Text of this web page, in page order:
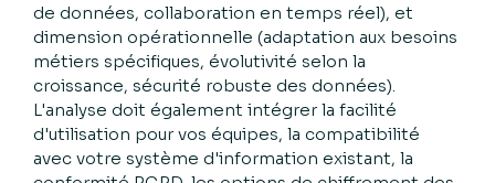
de données, collaboration en temps réel), et
dimension opérationnelle (adaptation aux besoins
métiers spécifiques, évolutivité selon la
croissance, sécurité robuste des données).
L'analyse doit également intégrer la facilité
d'utilisation pour vos équipes, la compatibilité
avec votre système d'information existant, la